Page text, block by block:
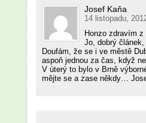
Josef Kaňa
14 listopadu,
Honzo zdravím z
Jo, dobrý
Doufám, že se i ve městě
aspoň jednou za čas, když
V úterý to bylo v Brně
mějte se a zase někdy…